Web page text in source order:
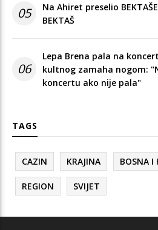
05
Na Ahiret preselio
BEKTAŠ
06
Lepa Brena pala na
kultnog zamaha nogom:
koncertu ako nije pala"
TAGS
CAZIN KRAJINA BOSNA I
REGION SVIJET